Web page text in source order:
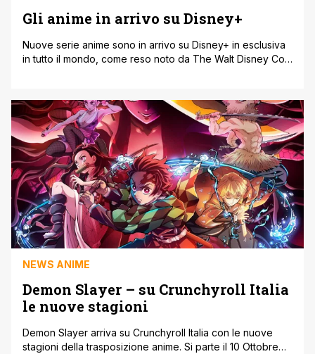
Gli anime in arrivo su Disney+
Nuove serie anime sono in arrivo su Disney+ in esclusiva
in tutto il mondo, come reso noto da The Walt Disney Co.
video. Gli anime in arrivo su Disney+ Twisted Wonderland
è la serie che adatta il gioco mobile [']
NEWS ANIME
Demon Slayer – su Crunchyroll Italia
le nuove stagioni
Demon Slayer arriva su Crunchyroll Italia con le nuove
stagioni della trasposizione anime. Si parte il 10 Ottobre